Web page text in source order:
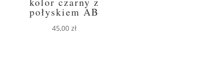
połyskiem AB
45,00 zł